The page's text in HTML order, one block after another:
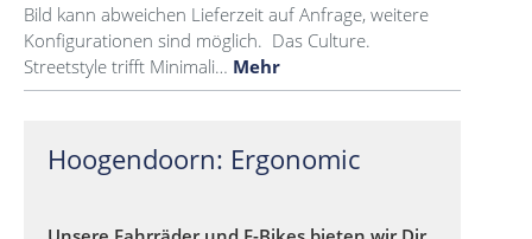
Bild kann abweichen Lieferzeit auf Anfrage, weitere
Konfigurationen sind möglich. Das Culture.
Streetstyle trifft Minimali… Mehr
Hoogendoorn: Ergonomic